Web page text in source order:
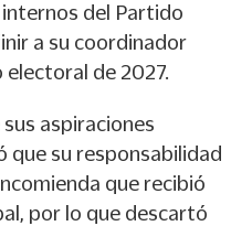
del Partido
a su coordinador
de 2027.
aspiraciones
que su responsabilidad
que recibió
por lo que descartó